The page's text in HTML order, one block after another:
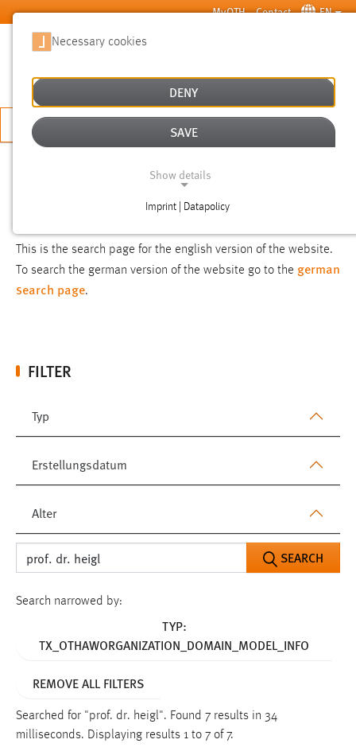
Skip to main content MyOTH Contact EN
APPLY NOW
This is the search page for the english version of the website.
To search the german version of the website go to the german
search page.
FILTER
Typ
Erstellungsdatum
Alter
SEARCH
Search narrowed by:
TYP:
TX_OTHAWORGANIZATION_DOMAIN_MODEL_INFO
REMOVE ALL FILTERS
Searched for "prof. dr. heigl". Found 7 results in 34
milliseconds. Displaying results 1 to 7 of 7.
Necessary cookies
DENY
SAVE
Show details
Imprint | Datapolicy